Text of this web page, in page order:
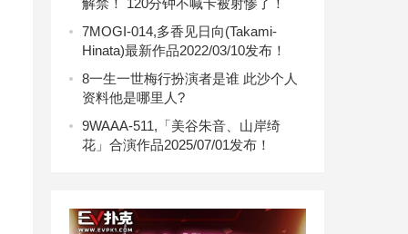
7MOGI-014,多香见日向(Takami-
Hinata)最新作品2022/03/10发布！
8一生一世梅行扮演者是谁 此沙个人
资料他是哪里人?
9WAAA-511,「美谷朱音、山岸绮
花」合演作品2025/07/01发布！